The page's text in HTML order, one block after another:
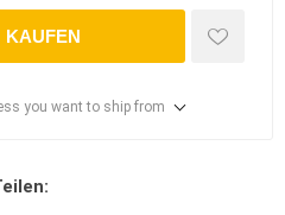
KAUFEN
you want to ship from